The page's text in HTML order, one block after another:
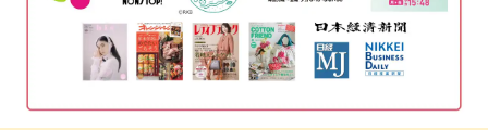
いろんなアーモンドを作れるようになるので、フェイクス
イーツの幅も広がることまちがいなしです♪
丸ごとタイプのアーモンドの完成
スライスタイプのアーモンドをカットする
際の注意点